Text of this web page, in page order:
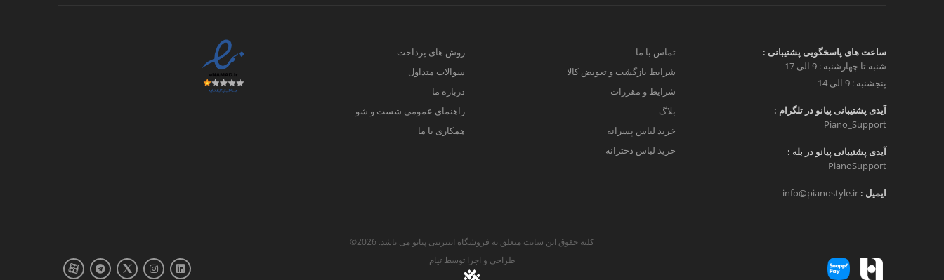
ساعت های پاسخگویی پشتیبانی :
شنبه تا چهارشنبه : 9 الی 17
پنجشنبه : 9 الی 14
آیدی پشتیبانی پیانو در تلگرام :
Piano_Support
آیدی پشتیبانی پیانو در بله :
PianoSupport
ایمیل : info@pianostyle.ir
تماس با ما
شرایط بازگشت و تعویض کالا
شرایط و مقررات
بلاگ
خرید لباس پسرانه
خرید لباس دخترانه
روش های پرداخت
سوالات متداول
درباره ما
راهنمای عمومی شست و شو
همکاری با ما
کلیه حقوق این سایت متعلق به فروشگاه اینترنتی پیانو می باشد. 2026©
طراحی و اجرا توسطتیام